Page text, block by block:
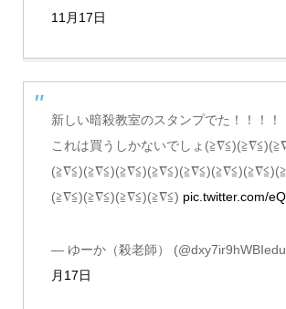
11月17日
新しい暗殺教室のスタンプでた！！！！
これは買うしかないでしょ
(≧∇≦)(≧∇≦)(≧∇≦)(≧∇≦) pic.twitter.com/
— ゆーか（殺老師）
月17日